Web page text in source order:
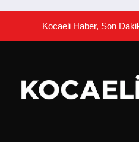
Kocaeli Haber, Son